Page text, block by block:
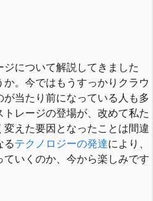
について解説してきました
。今ではもうすっかりクラウ
が当たり前になっている人も多
レージの登場が、改めて私た
えた要因となったことは間違
るテクノロジーの発達により、
いくのか、今から楽しみです